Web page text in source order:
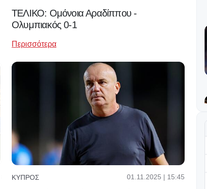
ΤΕΛΙΚΟ: Ομόνοια Αραδίππου -
Ολυμπιακός 0-1
Περισσότερα
ΚΎΠΡΟΣ 01.11.2025 | 15:45